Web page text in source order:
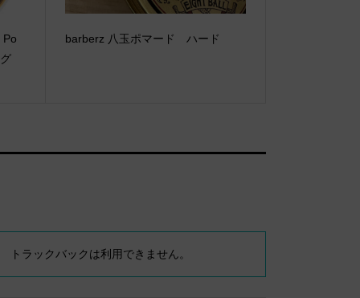
Po
グ
barberz 八玉ポマード ハード
トラックバックは利用できません。